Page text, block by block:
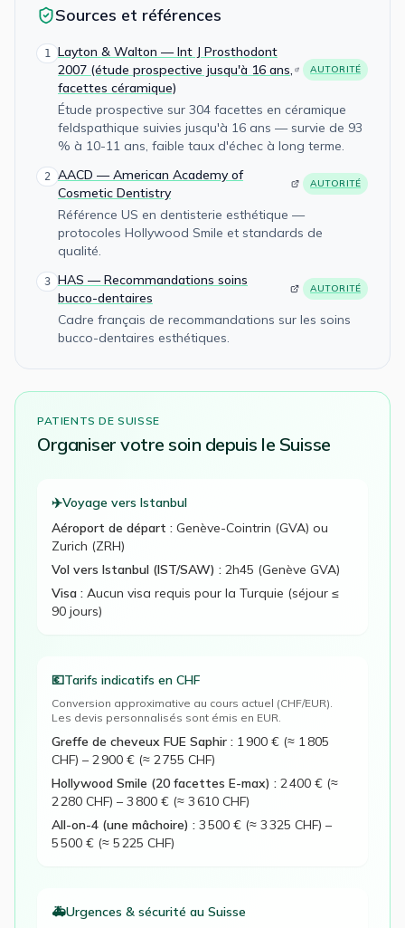
Sources et références
1 Layton & Walton — Int J Prosthodont
2007 (étude prospective jusqu'à 16 ans,
facettes céramique)
AUTORITÉ
Étude prospective sur 304 facettes en céramique
feldspathique suivies jusqu'à 16 ans — survie de 93
% à 10-11 ans, faible taux d'échec à long terme.
2 AACD — American Academy of
Cosmetic Dentistry
AUTORITÉ
Référence US en dentisterie esthétique —
protocoles Hollywood Smile et standards de
qualité.
3 HAS — Recommandations soins
bucco-dentaires
AUTORITÉ
Cadre français de recommandations sur les soins
bucco-dentaires esthétiques.
PATIENTS DESUISSE
Organiser votre soin depuis le Suisse
✈️Voyage vers Istanbul
Aéroport de départ : Genève-Cointrin (GVA) ou
Zurich (ZRH)
Vol vers Istanbul (IST/SAW) : 2h45 (Genève GVA)
Visa : Aucun visa requis pour la Turquie (séjour ≤
90 jours)
💶Tarifs indicatifs en CHF
Conversion approximative au cours actuel (CHF/EUR).
Les devis personnalisés sont émis en EUR.
Greffe de cheveux FUE Saphir : 1 900 € (≈ 1 805
CHF) – 2 900 € (≈ 2 755 CHF)
Hollywood Smile (20 facettes E-max) : 2 400 € (≈
2 280 CHF) – 3 800 € (≈ 3 610 CHF)
All-on-4 (une mâchoire) : 3 500 € (≈ 3 325 CHF) –
5 500 € (≈ 5 225 CHF)
🚑Urgences & sécurité au Suisse